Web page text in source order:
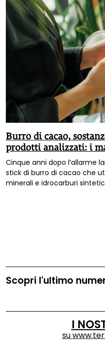
Burro di cacao,
prodotti analizzati: i
Cinque anni dopo l’allarme
stick di burro di cacao che
minerali e idrocarburi
Scopri l'ultimo
I
su